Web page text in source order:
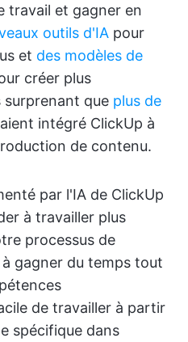
travail et gagner en
outils d'IA pour
et des modèles de
créer plus
surprenant que plus de
aient intégré ClickUp à
de contenu.
par l'IA de ClickUp
à travailler plus
processus de
gagner du temps tout
de travailler à partir
spécifique dans